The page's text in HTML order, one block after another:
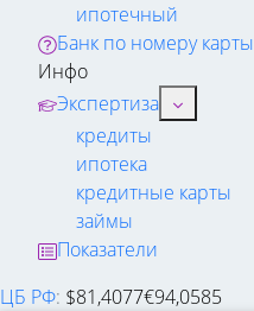
ипотечный
Банк по номеру карты
Инфо
Экспертиза
кредиты
ипотека
кредитные карты
займы
Показатели
ЦБ РФ: $81,4077€94,0585